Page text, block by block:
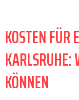
KOSTEN
KARLSRUHE:
KÖNNEN